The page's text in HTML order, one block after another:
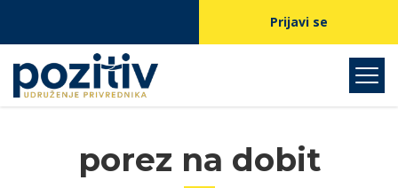
Prijavi se
porez na dobit